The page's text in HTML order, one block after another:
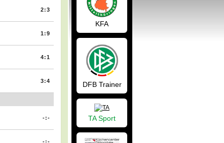
2:3
1:9
4:1
3:4
-:-
-:-
KFA
DFB Trainer
TA Sport